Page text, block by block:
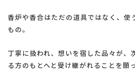
香炉や香合はただの道具ではなく、使
もの。
丁寧に扱われ、想いを宿した品々が、
る方のもとへと受け継がれることを願